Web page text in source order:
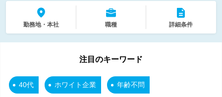
勤務地・本社 職種 詳細条件
注目のキーワード
40代 ホワイト企業 年齢不問